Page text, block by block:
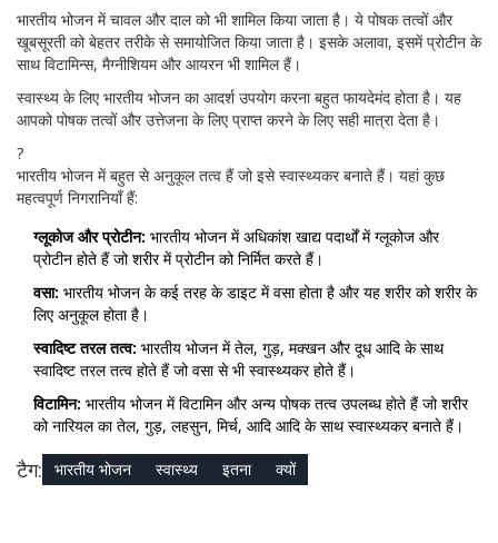
भारतीय भोजन में चावल और दाल को भी शामिल किया जाता है। ये पोषक तत्वों और
खूबसूरती को बेहतर तरीके से समायोजित किया जाता है। इसके अलावा, इसमें प्रोटीन के
साथ विटामिन्स, मैग्नीशियम और आयरन भी शामिल हैं।
स्वास्थ्य के लिए भारतीय भोजन का आदर्श उपयोग करना बहुत फायदेमंद होता है। यह
आपको पोषक तत्वों और उत्तेजना के लिए प्राप्त करने के लिए सही मात्रा देता है।
?
भारतीय भोजन में बहुत से अनुकूल तत्व हैं जो इसे स्वास्थ्यकर बनाते हैं। यहां कुछ
महत्वपूर्ण निगरानियाँ हैं:
ग्लूकोज और प्रोटीन: भारतीय भोजन में अधिकांश खाद्य पदार्थों में ग्लूकोज और
प्रोटीन होते हैं जो शरीर में प्रोटीन को निर्मित करते हैं।
वसा: भारतीय भोजन के कई तरह के डाइट में वसा होता है और यह शरीर को शरीर के
लिए अनुकूल होता है।
स्वादिष्ट तरल तत्व: भारतीय भोजन में तेल, गुड़, मक्खन और दूध आदि के साथ
स्वादिष्ट तरल तत्व होते हैं जो वसा से भी स्वास्थ्यकर होते हैं।
विटामिन: भारतीय भोजन में विटामिन और अन्य पोषक तत्व उपलब्ध होते हैं जो शरीर
को नारियल का तेल, गुड़, लहसुन, मिर्च, आदि आदि के साथ स्वास्थ्यकर बनाते हैं।
टैग: भारतीय भोजन स्वास्थ्य इतना क्यों